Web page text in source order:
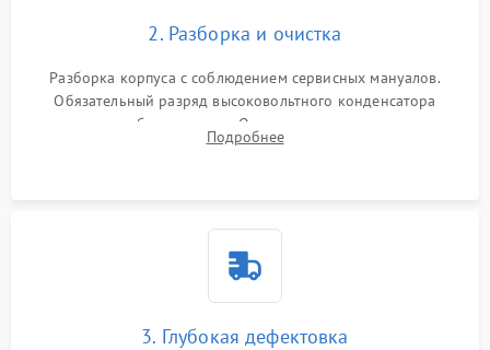
2. Разборка и очистка
Разборка корпуса с соблюдением сервисных мануалов.
Обязательный разряд высоковольтного конденсатора
вспышки для безопасности. Очистка внутренних узлов от
пыли, песка и следов влаги с помощью спецсредств.
Подробнее
3. Глубокая дефектовка